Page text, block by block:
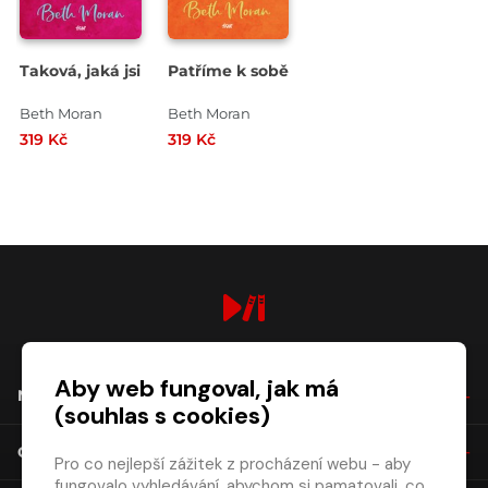
Taková, jaká jsi
Beth Moran
319 Kč
Patříme k sobě
Beth Moran
319 Kč
NÁKUP
O SPOLEČNOSTI
Aby web fungoval, jak má
(souhlas s cookies)
Pro co nejlepší zážitek z procházení webu - aby